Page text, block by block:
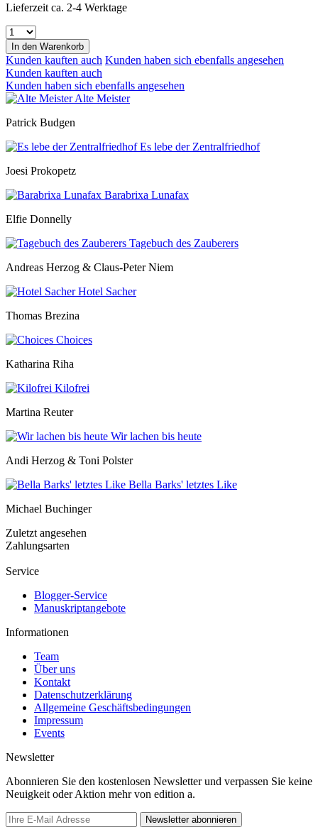
Lieferzeit ca. 2-4 Werktage
In den Warenkorb
Kunden kauften auch Kunden haben sich ebenfalls angesehen
Kunden kauften auch
Kunden haben sich ebenfalls angesehen
Alte Meister
Patrick Budgen
Es lebe der Zentralfriedhof
Joesi Prokopetz
Barabrixa Lunafax
Elfie Donnelly
Tagebuch des Zauberers
Andreas Herzog & Claus-Peter Niem
Hotel Sacher
Thomas Brezina
Choices
Katharina Riha
Kilofrei
Martina Reuter
Wir lachen bis heute
Andi Herzog & Toni Polster
Bella Barks' letztes Like
Michael Buchinger
Zuletzt angesehen
Zahlungsarten
Service
Blogger-Service
Manuskriptangebote
Informationen
Team
Über uns
Kontakt
Datenschutzerklärung
Allgemeine Geschäftsbedingungen
Impressum
Events
Newsletter
Abonnieren Sie den kostenlosen Newsletter und verpassen Sie keine
Neuigkeit oder Aktion mehr von edition a.
Newsletter abonnieren